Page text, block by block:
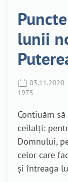
lunii
03.11.2020
1975
Contiuăm
ceilalți:
Domnului,
celor care
și întreaga